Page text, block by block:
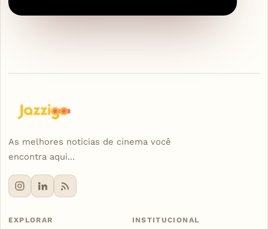
As melhores noticias de cinema você
encontra aqui...
EXPLORAR INSTITUCIONAL